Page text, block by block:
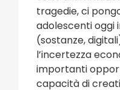
tragedie, ci
adolescenti oggi
(sostanze,
l’incertezza
importanti
capacità di